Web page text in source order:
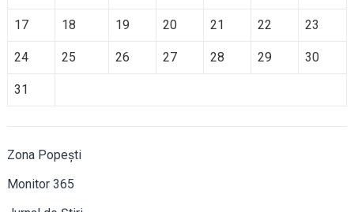
17 18 19 20 21 22 23
24 25 26 27 28 29 30
31
Zona Popești
Monitor 365